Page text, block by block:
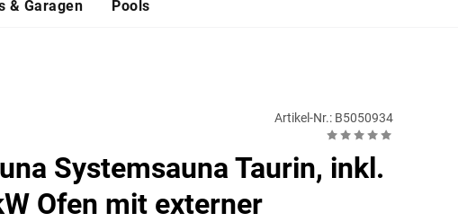
& Garagen Pools
Artikel-Nr.: B5050934
Systemsauna Taurin, inkl.
Ofen mit externer